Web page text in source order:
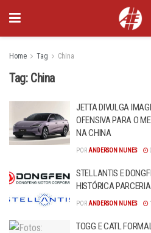
Home Tag China
Tag: China
JETTA DIVULGA
OFENSIVA PARA O
NA CHINA
POR ANDERSON NUNES
STELLANTIS E
HISTÓRICA
POR ANDERSON NUNES
TOGG E CATL